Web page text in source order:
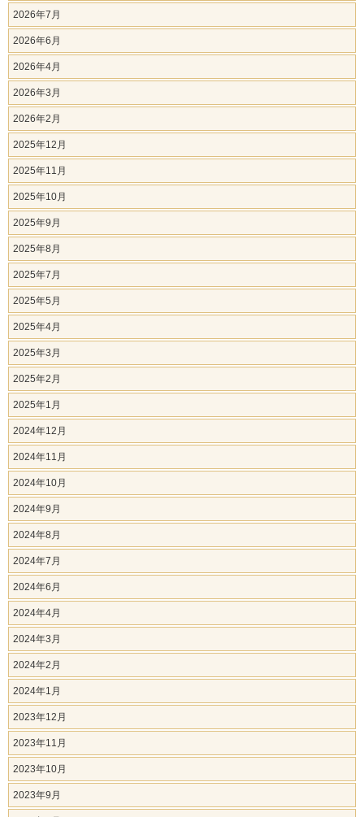
2026年7月
2026年6月
2026年4月
2026年3月
2026年2月
2025年12月
2025年11月
2025年10月
2025年9月
2025年8月
2025年7月
2025年5月
2025年4月
2025年3月
2025年2月
2025年1月
2024年12月
2024年11月
2024年10月
2024年9月
2024年8月
2024年7月
2024年6月
2024年4月
2024年3月
2024年2月
2024年1月
2023年12月
2023年11月
2023年10月
2023年9月